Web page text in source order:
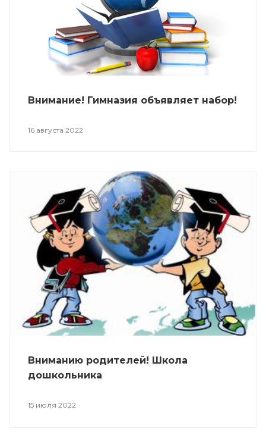
Внимание! Гимназия объявляет набор!
16 августа 2022
Вниманию родителей! Школа
дошкольника
15 июля 2022